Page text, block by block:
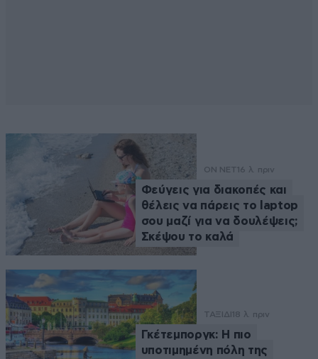
ON NET 16 λ. πριν
Φεύγεις για διακοπές και
θέλεις να πάρεις το laptop
σου μαζί για να δουλέψεις;
Σκέψου το καλά
ΤΑΞΙΔΙ 18 λ. πριν
Γκέτεμποργκ: Η πιο
υποτιμημένη πόλη της